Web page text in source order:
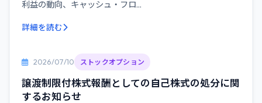
利益の動向、キャッシュ・フロ...
詳細を読む
2026/07/10 ストックオプション
譲渡制限付株式報酬としての自己株式の処分に関
するお知らせ